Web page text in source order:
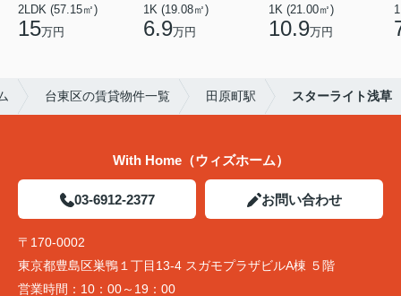
2LDK (57.15㎡)
15万円
1K (19.08㎡)
6.9万円
1K (21.00㎡)
10.9万円
台東区の賃貸物件一覧 田原町駅 スターライト浅草
With Home（ウィズホーム）
03-6912-2377 お問い合わせ
〒170-0002
東京都豊島区巣鴨１丁目13-4 スガモプラザビルA棟 ５階
営業時間： 10：00～19：00